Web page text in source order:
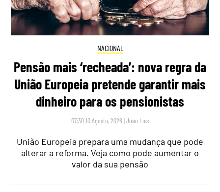
NACIONAL
Pensão mais ‘recheada’: nova regra da
União Europeia pretende garantir mais
dinheiro para os pensionistas
07:30 10 Agosto, 2026 |João Luís
União Europeia prepara uma mudança que pode
alterar a reforma. Veja como pode aumentar o
valor da sua pensão